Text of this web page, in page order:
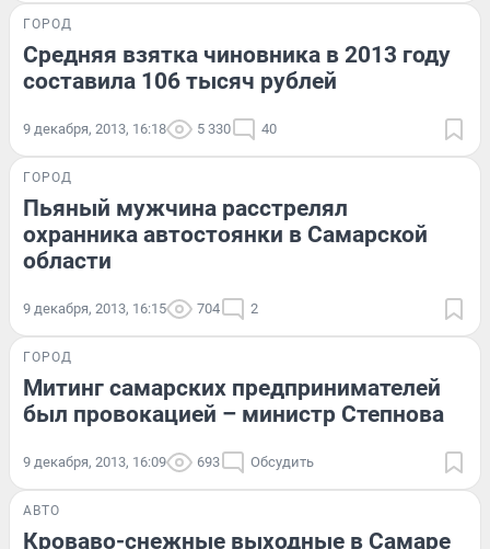
ГОРОД
Средняя взятка чиновника в 2013 году
составила 106 тысяч рублей
9 декабря, 2013, 16:18 5 330 40
ГОРОД
Пьяный мужчина расстрелял
охранника автостоянки в Самарской
области
9 декабря, 2013, 16:15 704 2
ГОРОД
Митинг самарских предпринимателей
был провокацией – министр Степнова
9 декабря, 2013, 16:09 693 Обсудить
АВТО
Кроваво-снежные выходные в Самаре